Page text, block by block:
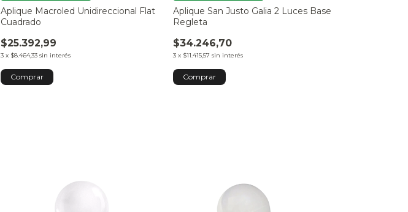
Aplique Macroled Unidireccional Flat
Cuadrado
$25.392,99
3 x $8.464,33 sin interés
Comprar
Aplique San Justo Galia 2 Luces Base
Regleta
$34.246,70
3 x $11.415,57 sin interés
Comprar